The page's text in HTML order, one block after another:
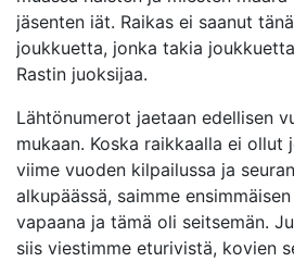
jäsenten iät. Raikas ei saanut
joukkuetta, jonka takia
Rastin juoksijaa.
Lähtönumerot jaetaan edellisen
mukaan. Koska raikkaalla ei ollut
viime vuoden kilpailussa ja
alkupäässä, saimme
vapaana ja tämä oli seitsemän.
siis viestimme eturivistä, kovien